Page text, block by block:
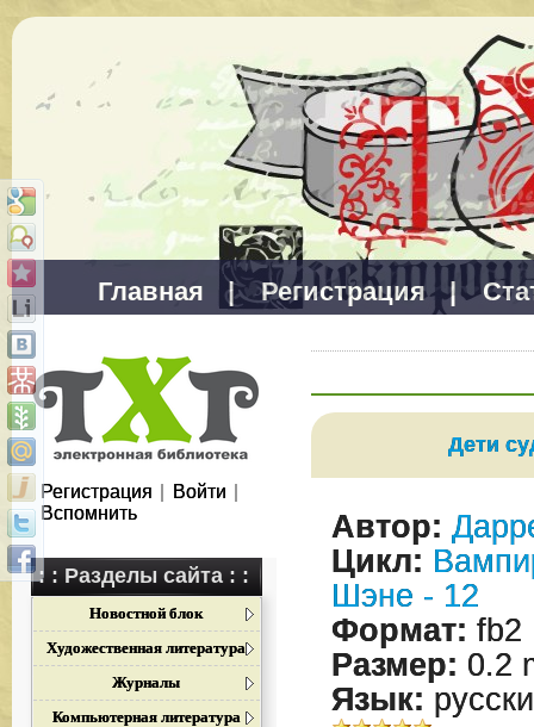
Главная | Регистрация |
Регистрация Войти
Вспомнить
: : Разделы сайта : :
Новостной блок
Художественная литература
Журналы
Компьютерная литература
Дети
Автор:
Цикл:
Шэне - 12
Формат: fb2
Размер: 0.2
Язык: